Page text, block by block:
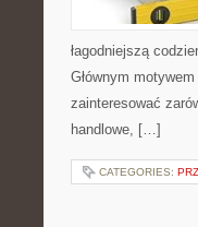
łagodniejszą
Głównym
zainteresować
handlowe, […]
CATEGORIES: